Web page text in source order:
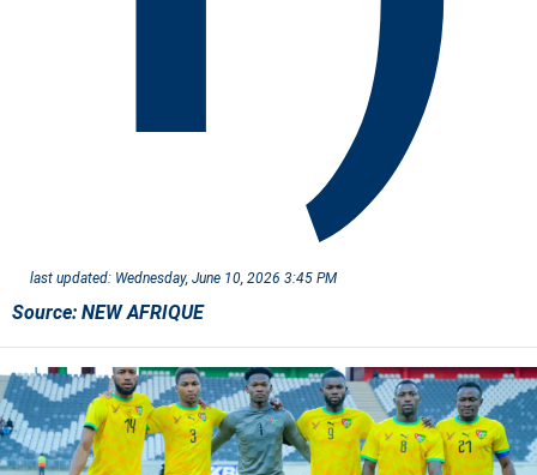
last updated: Wednesday, June 10, 2026 3:45 PM
Source: NEW AFRIQUE